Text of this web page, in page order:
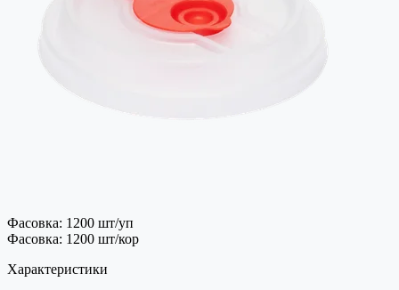
Фасовка: 1200 шт/уп
Фасовка: 1200 шт/кор
Характеристики